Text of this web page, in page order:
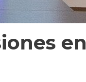
en